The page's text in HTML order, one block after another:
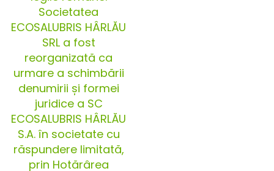
Societatea
ECOSALUBRIS HÂRLĂU
SRL a fost
reorganizată ca
urmare a schimbării
denumirii și formei
juridice a SC
ECOSALUBRIS HÂRLĂU
S.A. în societate cu
răspundere limitată,
prin Hotărârea